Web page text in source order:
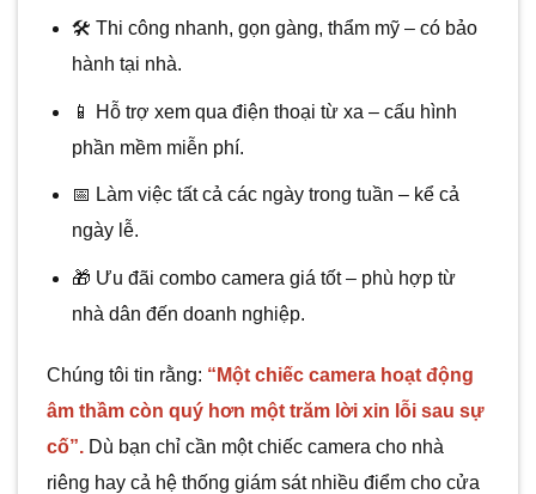
🛠️ Thi công nhanh, gọn gàng, thẩm mỹ – có bảo
hành tại nhà.
📱 Hỗ trợ xem qua điện thoại từ xa – cấu hình
phần mềm miễn phí.
📅 Làm việc tất cả các ngày trong tuần – kể cả
ngày lễ.
🎁 Ưu đãi combo camera giá tốt – phù hợp từ
nhà dân đến doanh nghiệp.
Chúng tôi tin rằng: “Một chiếc camera hoạt động
âm thầm còn quý hơn một trăm lời xin lỗi sau sự
cố”. Dù bạn chỉ cần một chiếc camera cho nhà
riêng hay cả hệ thống giám sát nhiều điểm cho cửa